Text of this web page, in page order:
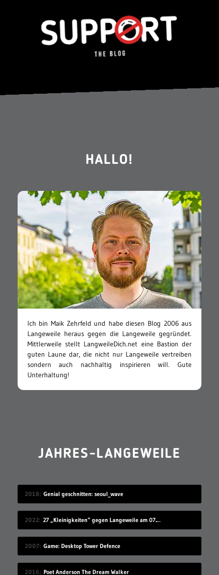
HALLO!
Ich bin Maik Zehrfeld und habe diesen Blog 2006 aus
Langeweile heraus gegen die Langeweile gegründet.
Mittlerweile stellt LangweileDich.net eine Bastion der
guten Laune dar, die nicht nur Langeweile vertreiben
sondern auch nachhaltig inspirieren will. Gute
Unterhaltung!
JAHRES-LANGEWEILE
2018 Genial geschnitten: seoul_wave
2022 27 „Kleinigkeiten“ gegen Langeweile am 07.08.2022
2007 Game: Desktop Tower Defence
2016 Poet Anderson The Dream Walker